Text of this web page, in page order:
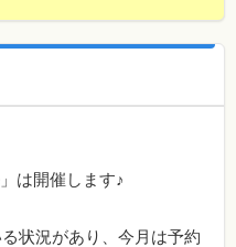
は開催します♪
状況があり、今月は予約